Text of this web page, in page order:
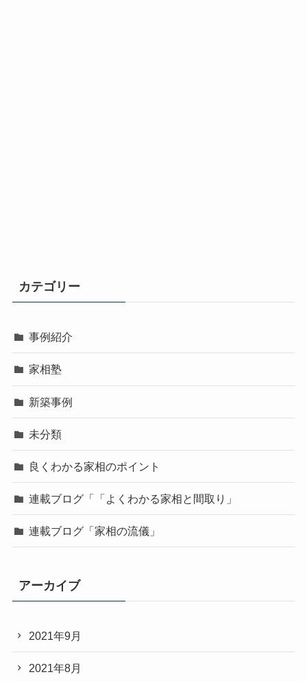
カテゴリー
事例紹介
家相塾
新築事例
未分類
良くわかる家相のポイント
連載ブログ「「よくわかる家相と間取り」
連載ブログ「家相の流儀」
アーカイブ
2021年9月
2021年8月